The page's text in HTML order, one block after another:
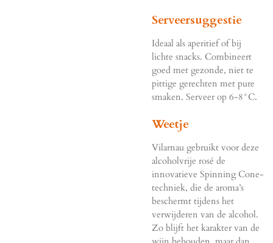
Serveersuggestie
Ideaal als aperitief of bij
lichte snacks. Combineert
goed met gezonde, niet te
pittige gerechten met pure
smaken. Serveer op 6-8°C.
Weetje
Vilarnau gebruikt voor deze
alcoholvrije rosé de
innovatieve Spinning Cone-
techniek, die de aroma’s
beschermt tijdens het
verwijderen van de alcohol.
Zo blijft het karakter van de